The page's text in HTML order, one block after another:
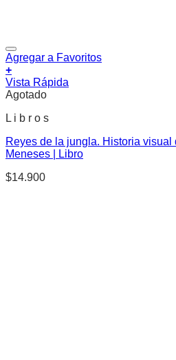
Agregar a Favoritos
+
Vista Rápida
Agotado
L i b r o s
Reyes de la jungla. Historia
Meneses | Libro
$14.900